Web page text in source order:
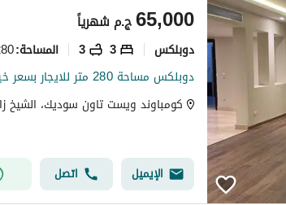
ج.م65,000 شهرياً
دوبلكس 3
3 المساحة:
280
كومباوند ويست تاون سوديك، الشيخ
الإيميل اتصل